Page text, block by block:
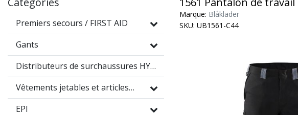
Premiers secours / FIRST AID
Gants
Distributeurs de surchaussures HYGOMAT
Vêtements jetables et articles à usage unique
EPI
Marque: Blåkläder
SKU: UB1561-C44